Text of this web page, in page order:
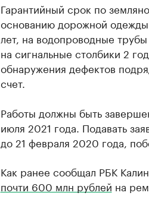
Гарантийный срок по
основанию дорожной
лет, на водопроводные
на сигнальные столбики 2
обнаружения дефектов
счет.
Работы должны быть
июля 2021 года. Подавать
до 21 февраля 2020 года,
Как ранее сообщал РБК
почти 600 млн рублей на